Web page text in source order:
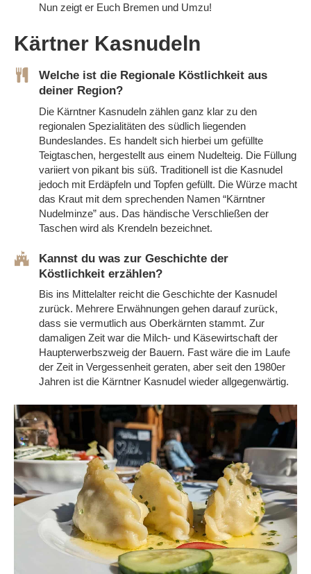
Nun zeigt er Euch Bremen und Umzu!
Kärtner Kasnudeln
Welche ist die Regionale Köstlichkeit aus
deiner Region?
Die Kärntner Kasnudeln zählen ganz klar zu den
regionalen Spezialitäten des südlich liegenden
Bundeslandes. Es handelt sich hierbei um gefüllte
Teigtaschen, hergestellt aus einem Nudelteig. Die Füllung
variiert von pikant bis süß. Traditionell ist die Kasnudel
jedoch mit Erdäpfeln und Topfen gefüllt. Die Würze macht
das Kraut mit dem sprechenden Namen “Kärntner
Nudelminze” aus. Das händische Verschließen der
Taschen wird als Krendeln bezeichnet.
Kannst du was zur Geschichte der
Köstlichkeit erzählen?
Bis ins Mittelalter reicht die Geschichte der Kasnudel
zurück. Mehrere Erwähnungen gehen darauf zurück,
dass sie vermutlich aus Oberkärnten stammt. Zur
damaligen Zeit war die Milch- und Käsewirtschaft der
Haupterwerbszweig der Bauern. Fast wäre die im Laufe
der Zeit in Vergessenheit geraten, aber seit den 1980er
Jahren ist die Kärntner Kasnudel wieder allgegenwärtig.